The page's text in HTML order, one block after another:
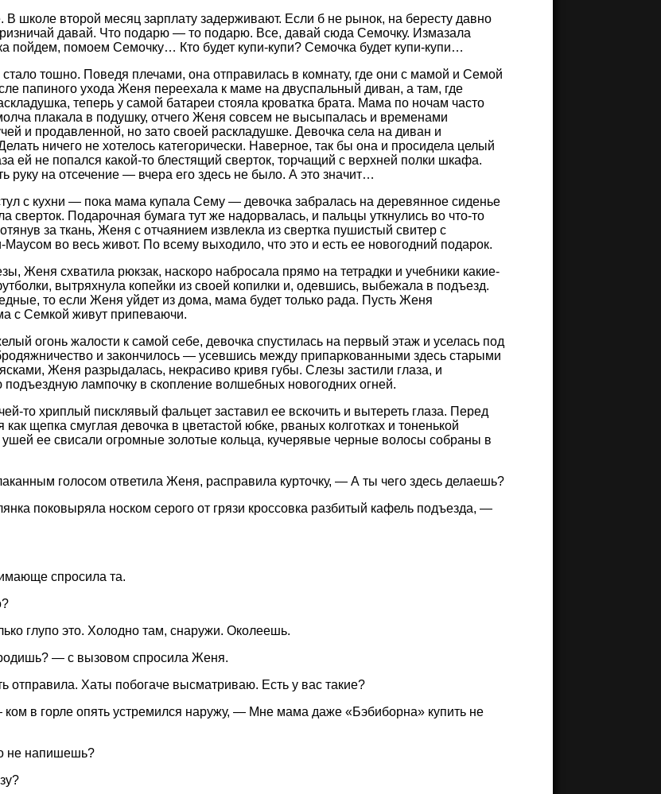
школе второй месяц зарплату задерживают. Если б не рынок, на бересту давно
давай. Что подарю — то подарю. Все, давай сюда Семочку. Измазала
пойдем, помоем Семочку… Кто будет купи-купи? Семочка будет купи-купи…
тошно. Поведя плечами, она отправилась в комнату, где они с мамой и Семой
папиного ухода Женя переехала к маме на двуспальный диван, а там, где
теперь у самой батареи стояла кроватка брата. Мама по ночам часто
плакала в подушку, отчего Женя совсем не высыпалась и временами
и продавленной, но зато своей раскладушке. Девочка села на диван и
ничего не хотелось категорически. Наверное, так бы она и просидела целый
ей не попался какой-то блестящий сверток, торчащий с верхней полки шкафа.
руку на отсечение — вчера его здесь не было. А это значит…
с кухни — пока мама купала Сему — девочка забралась на деревянное сиденье
сверток. Подарочная бумага тут же надорвалась, и пальцы уткнулись во что-то
за ткань, Женя с отчаянием извлекла из свертка пушистый свитер с
во весь живот. По всему выходило, что это и есть ее новогодний подарок.
Женя схватила рюкзак, наскоро набросала прямо на тетрадки и учебники какие-
вытряхнула копейки из своей копилки и, одевшись, выбежала в подъезд.
то если Женя уйдет из дома, мама будет только рада. Пусть Женя
с Семкой живут припеваючи.
огонь жалости к самой себе, девочка спустилась на первый этаж и уселась под
и закончилось — усевшись между припаркованными здесь старыми
Женя разрыдалась, некрасиво кривя губы. Слезы застили глаза, и
подъездную лампочку в скопление волшебных новогодних огней.
то хриплый писклявый фальцет заставил ее вскочить и вытереть глаза. Перед
щепка смуглая девочка в цветастой юбке, рваных колготках и тоненькой
ушей ее свисали огромные золотые кольца, кучерявые черные волосы собраны в
голосом ответила Женя, расправила курточку, — А ты чего здесь делаешь?
поковыряла носком серого от грязи кроссовка разбитый кафель подъезда, —
спросила та.
глупо это. Холодно там, снаружи. Околеешь.
— с вызовом спросила Женя.
отправила. Хаты побогаче высматриваю. Есть у вас такие?
в горле опять устремился наружу, — Мне мама даже «Бэбиборна» купить не
не напишешь?